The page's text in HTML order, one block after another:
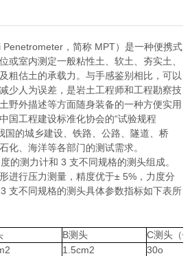
Penetrometer，简称 MPT）是一种便携式
或室内测定一般粘性土、软土、夯实土、
粗估土的承载力。与手感鉴别相比，可以
少人为误差，是岩土工程师和工程勘察技
野外描述等方面随身装备的一种方便实用
国工程建设标准化协会的“试验规程
国的城乡建设、铁路、公路、隧道、桥
化、海洋等各部门的测试需求。
的测力计和 3 支不同规格的测头组成。
进行压力测量，精度优于± 5%，力度分
支不同规格的测头具体参数指标如下表所
B测头
C测头（
1.5cm2
30o